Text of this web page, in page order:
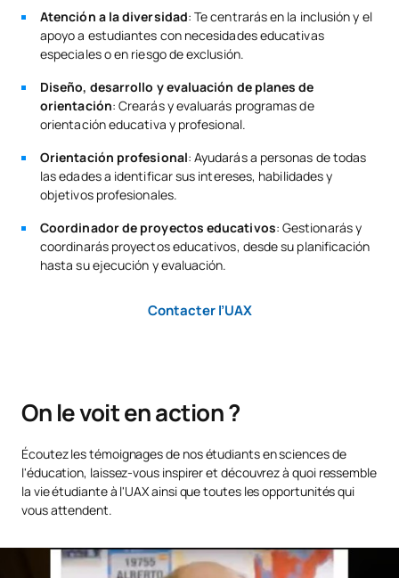
Atención a la diversidad: Te centrarás en la inclusión y el
apoyo a estudiantes con necesidades educativas
especiales o en riesgo de exclusión.
Diseño, desarrollo y evaluación de planes de
orientación: Crearás y evaluarás programas de
orientación educativa y profesional.
Orientación profesional: Ayudarás a personas de todas
las edades a identificar sus intereses, habilidades y
objetivos profesionales.
Coordinador de proyectos educativos: Gestionarás y
coordinarás proyectos educativos, desde su planificación
hasta su ejecución y evaluación.
Contacter l’UAX
On le voit en action ?
Écoutez les témoignages de nos étudiants en sciences de
l'éducation, laissez-vous inspirer et découvrez à quoi ressemble
la vie étudiante à l'UAX ainsi que toutes les opportunités qui
vous attendent.